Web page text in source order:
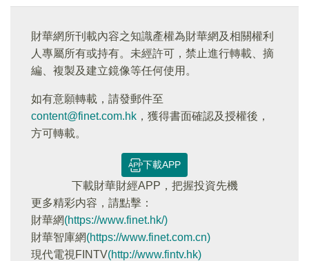
財華網所刊載內容之知識產權為財華網及相關權利
人專屬所有或持有。未經許可，禁止進行轉載、摘
編、複製及建立鏡像等任何使用。
如有意願轉載，請發郵件至
content@finet.com.hk ，獲得書面確認及授權後，
方可轉載。
下載APP
下載財華財經APP，把握投資先機
更多精彩内容，請點擊：
財華網(https://www.finet.hk/)
財華智庫網(https://www.finet.com.cn)
現代電視FINTV(http://www.fintv.hk)